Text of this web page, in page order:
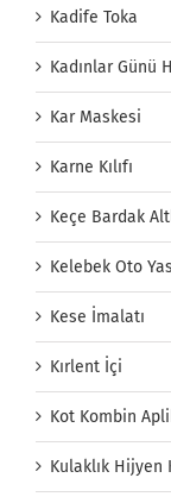
Kadife Toka
Kadınlar Günü
Kar Maskesi
Karne Kılıfı
Keçe Bardak
Kelebek Oto
Kese İmalatı
Kırlent İçi
Kot Kombin
Kulaklık Hijyen